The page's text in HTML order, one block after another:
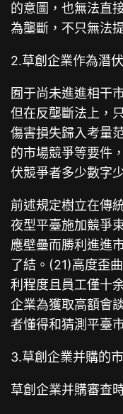
的意圖，也無法直
為壟斷，不只無法
2.草創企業作為潛
囿于尚未進進相干
但在反壟斷法上，
傷害損失歸入考量
的市場競爭等要件
伏競爭者多少數字
前述規定樹立在傳
夜型平臺施加競爭
應壁壘而勝利進進
了結。(21)高度歪
利程度且員工僅十
企業為獲取高額會
者懂得和猜測平臺
3.草創企業并購的
草創企業并購審查